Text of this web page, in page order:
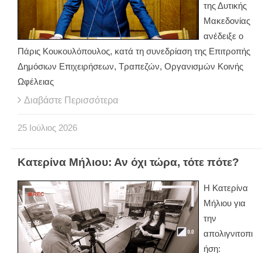
της Δυτικής
Μακεδονίας
ανέδειξε ο
Πάρις Κουκουλόπουλος, κατά τη συνεδρίαση της Επιτροπής
Δημόσιων Επιχειρήσεων, Τραπεζών, Οργανισμών Κοινής
Ωφέλειας
Διαβάστε Περισσότερα
25 Ιούλιος 2026
Κατερίνα Μήλιου: Αν όχι τώρα, τότε πότε?
H Κατερίνα
Μήλιου για
την
απολιγνιτοπι
ήση: